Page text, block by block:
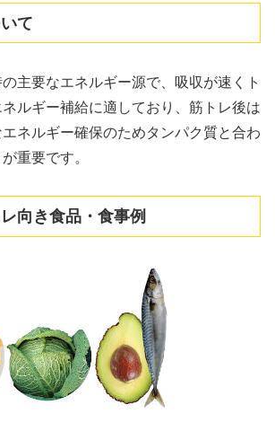
て
主要なエネルギー源で、吸収が速くト
ルギー補給に適しており、筋トレ後は
ネルギー確保のためタンパク質と合わ
重要です。
向き食品・食事例